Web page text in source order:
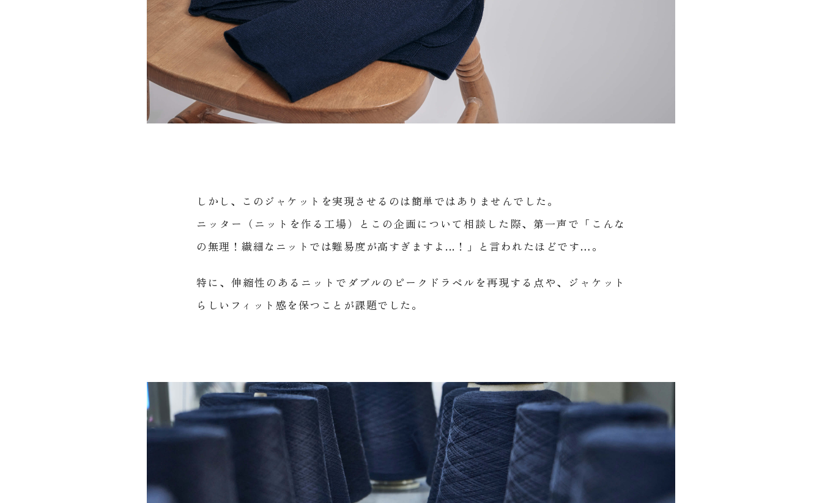
しかし、このジャケットを実現させるのは簡単ではありませんでした。
ニッター（ニットを作る工場）とこの企画について相談した際、第一声で「こんな
の無理！繊細なニットでは難易度が高すぎますよ...！」と言われたほどです…。
特に、伸縮性のあるニットでダブルのピークドラペルを再現する点や、ジャケット
らしいフィット感を保つことが課題でした。